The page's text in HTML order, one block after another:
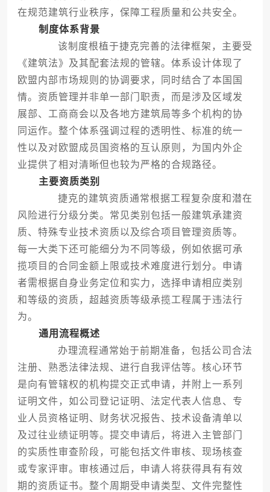
在规范建筑行业秩序，保障工程质量和公共安全。
制度体系背景
该制度根植于捷克完善的法律框架，主要受
《建筑法》及其配套法规的管辖。体系设计体现了
欧盟内部市场规则的协调要求，同时结合了本国国
情。资质管理并非单一部门职责，而是涉及区域发
展部、工商商会以及各地方建筑局等多个机构的协
同运作。整个体系强调过程的透明性、标准的统一
性以及对欧盟成员国资格的互认原则，为国内外企
业提供了相对清晰但也较为严格的合规路径。
主要资质类别
捷克的建筑资质通常根据工程复杂度和潜在
风险进行分级分类。常见类别包括一般建筑承建资
质、特殊专业技术资质以及综合项目管理资质等。
每一大类下还可能细分为不同等级，例如依据可承
揽项目的合同金额上限或技术难度进行划分。申请
者需根据自身业务定位和实力，选择申请相应类别
和等级的资质，超越资质等级承揽工程属于违法行
为。
通用流程概述
办理流程通常始于前期准备，包括公司合法
注册、熟悉法律法规、进行自我评估等。核心环节
是向有管辖权的机构提交正式申请，并附上一系列
证明文件，如公司登记证明、法定代表人信息、专
业人员资格证明、财务状况报告、技术设备清单以
及过往业绩证明等。提交申请后，将进入主管部门
的实质性审查阶段，可能包括文件审核、现场核查
或专家评审。审核通过后，申请人将获得具有有效
期的资质证书。整个周期受申请类型、文件完整性